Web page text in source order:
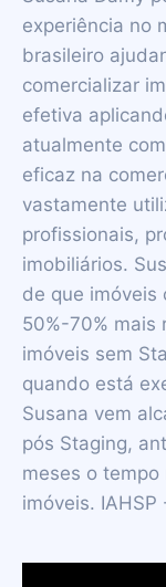
experiência no
brasileiro
comercializar
efetiva
atualmente
eficaz na
vastamente
profissionais,
imobiliários.
de que imóveis
50%-70% mais
imóveis sem
quando está
Susana vem
pós Staging,
meses o
imóveis.